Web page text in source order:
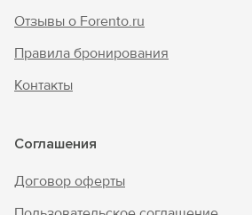
Отзывы о Forento.ru
Правила бронирования
Контакты
Соглашения
Договор оферты